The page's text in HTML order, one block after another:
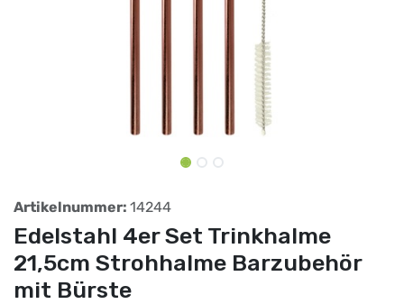
Artikelnummer: 14244
Edelstahl 4er Set Trinkhalme
21,5cm Strohhalme Barzubehör
mit Bürste